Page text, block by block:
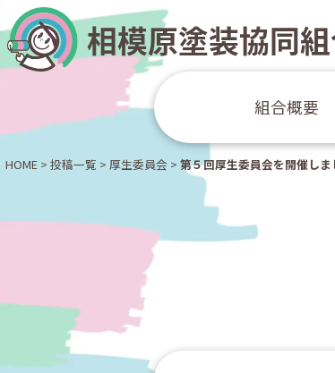
組合概要
HOME >投稿一覧 >厚生委員会 >第５回厚生委員会を開催しま